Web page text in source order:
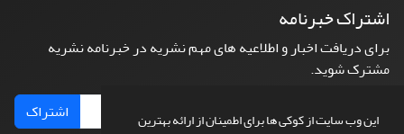
این وب سایت از کوکی ها برای اطمینان از ارائه بهترین
اشتراک خبرنامه
برای دریافت اخبار و اطلاعیه های مهم نشریه در خبرنامه نشریه
مشترک شوید.
اشتراک